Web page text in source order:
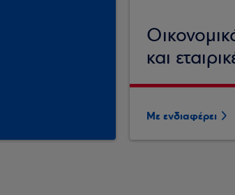
και
Με ενδιαφέρει